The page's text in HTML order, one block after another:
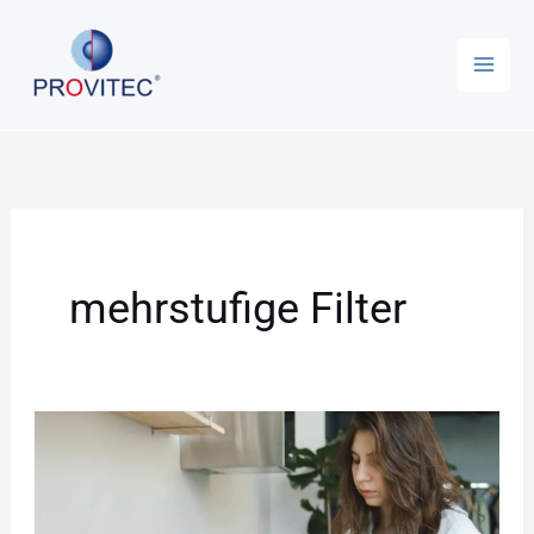
springen
mehrstufige Filter